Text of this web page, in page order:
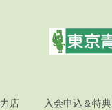
店 入会申込＆特典